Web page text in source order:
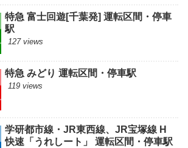
特急 富士回遊[千葉発] 運転区間・停車
駅
127 views
特急 みどり 運転区間・停車駅
119 views
学研都市線・JR東西線、JR宝塚線 H
快速「うれしート」 運転区間・停車駅